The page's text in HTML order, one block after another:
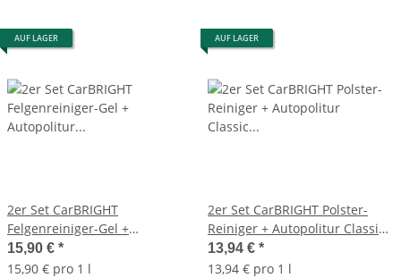
AUF LAGER
2er Set CarBRIGHT
Felgenreiniger-Gel +
Autopolitur Classic Das
Original je 500ml
15,90 € *
15,90 € pro 1 l
AUF LAGER
2er Set CarBRIGHT Polster-
Reiniger + Autopolitur Classic
Das Original je 500ml
13,94 € *
13,94 € pro 1 l